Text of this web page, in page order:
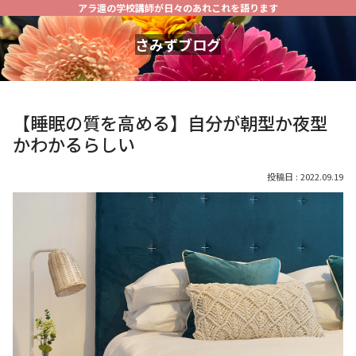
アラ還の学校講師が日々のあれこれを語ります
さみずブログ
【睡眠の質を高める】自分が朝型か夜型
かわかるらしい
2022.09.19